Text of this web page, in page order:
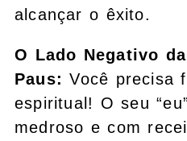
alcançar o êxito.
O Lado Negativo
Paus: Você precisa
espiritual! O seu
medroso e com